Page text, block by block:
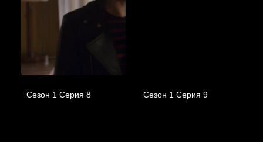
Сезон 1 Серия 8 Сезон 1 Серия 9